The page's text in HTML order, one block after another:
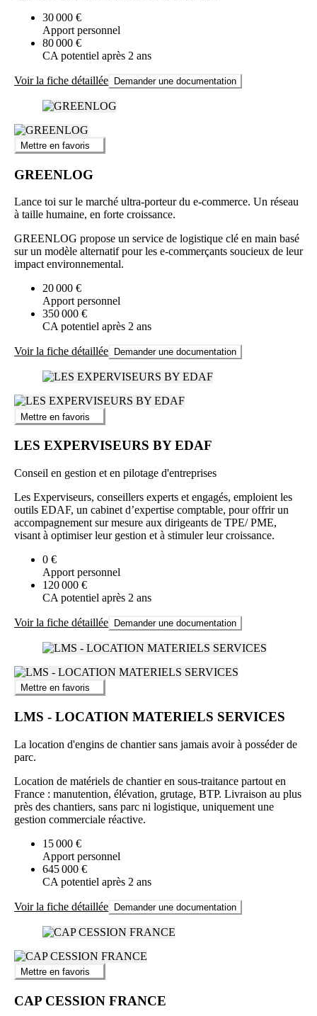
30 000 €
Apport personnel
80 000 €
CA potentiel après 2 ans
Voir la fiche détaillée Demander une documentation
Mettre en favoris
GREENLOG
Lance toi sur le marché ultra-porteur du e-commerce. Un réseau
à taille humaine, en forte croissance.
GREENLOG propose un service de logistique clé en main basé
sur un modèle alternatif pour les e-commerçants soucieux de leur
impact environnemental.
20 000 €
Apport personnel
350 000 €
CA potentiel après 2 ans
Voir la fiche détaillée Demander une documentation
Mettre en favoris
LES EXPERVISEURS BY EDAF
Conseil en gestion et en pilotage d'entreprises
Les Experviseurs, conseillers experts et engagés, emploient les
outils EDAF, un cabinet d’expertise comptable, pour offrir un
accompagnement sur mesure aux dirigeants de TPE/ PME,
visant à optimiser leur gestion et à stimuler leur croissance.
0 €
Apport personnel
120 000 €
CA potentiel après 2 ans
Voir la fiche détaillée Demander une documentation
Mettre en favoris
LMS - LOCATION MATERIELS SERVICES
La location d'engins de chantier sans jamais avoir à posséder de
parc.
Location de matériels de chantier en sous-traitance partout en
France : manutention, élévation, grutage, BTP. Livraison au plus
près des chantiers, sans parc ni logistique, uniquement une
gestion commerciale réactive.
15 000 €
Apport personnel
645 000 €
CA potentiel après 2 ans
Voir la fiche détaillée Demander une documentation
Mettre en favoris
CAP CESSION FRANCE